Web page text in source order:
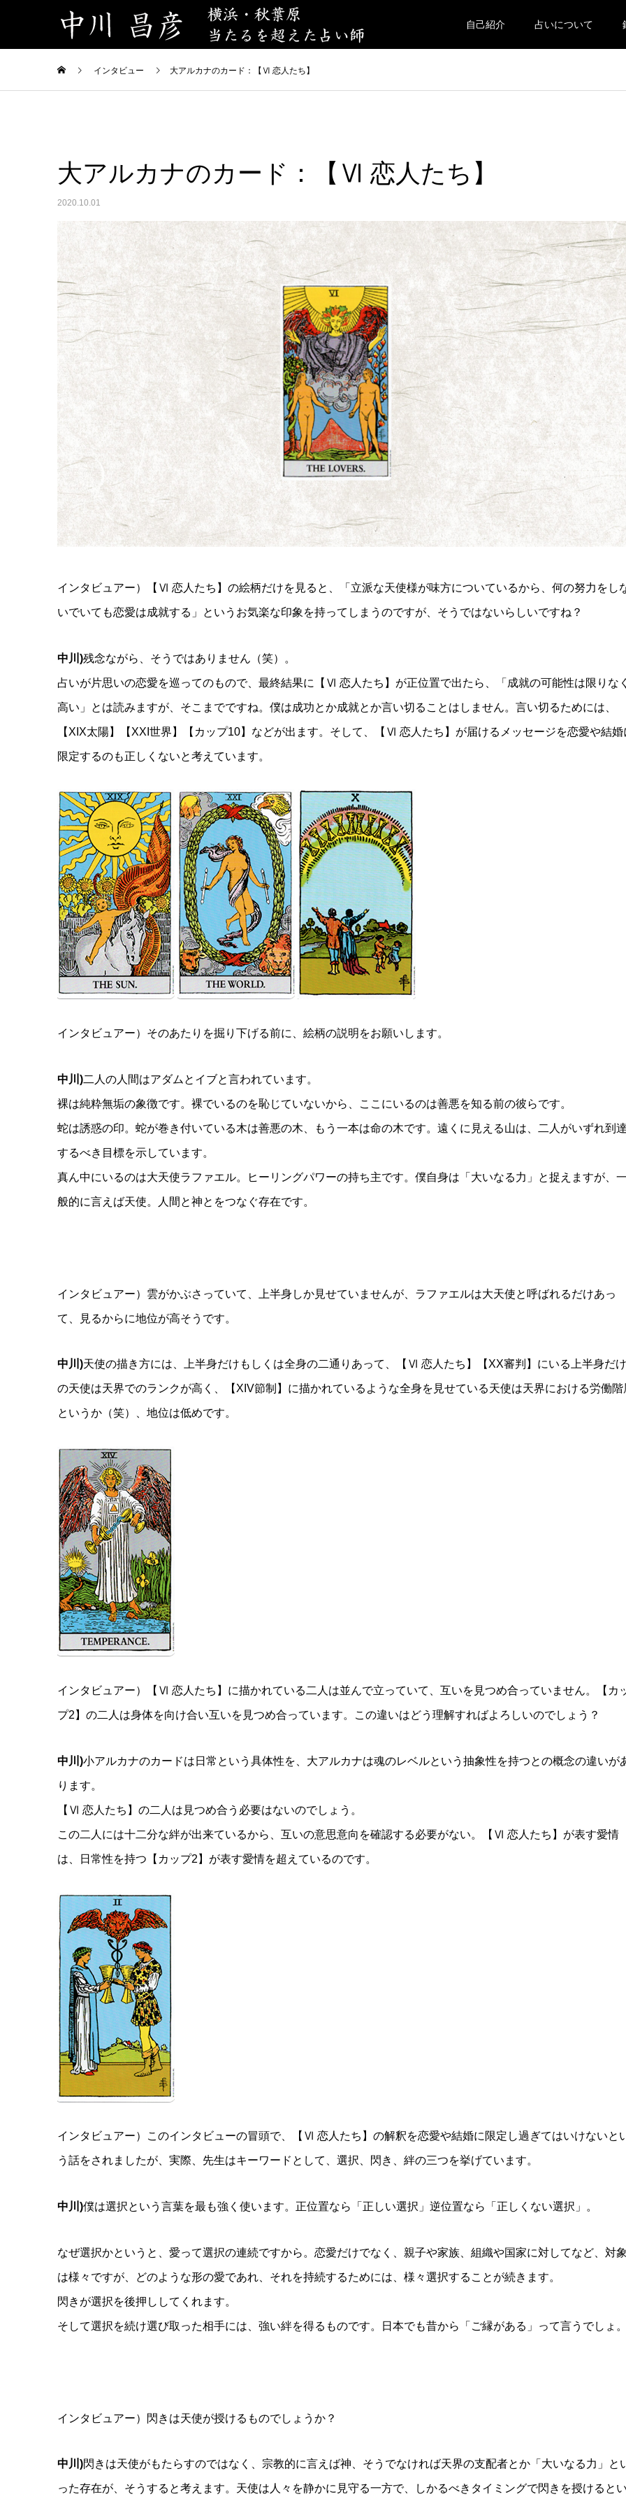
自己紹介 占いについて
インタビュー 大アルカナのカード：【Ⅵ 恋人たち】
大アルカナのカード：【Ⅵ 恋人たち】
2020.10.01
インタビュアー）【Ⅵ 恋人たち】の絵柄だけを見ると、「立派な天使様が味方についているから、何の努力をし
いでいても恋愛は成就する」というお気楽な印象を持ってしまうのですが、そうではないらしいですね？
中川)残念ながら、そうではありません（笑）。
占いが片思いの恋愛を巡ってのもので、最終結果に【Ⅵ 恋人たち】が正位置で出たら、「成就の可能性は限りな
高い」とは読みますが、そこまでですね。僕は成功とか成就とか言い切ることはしません。言い切るためには、
【XIX太陽】【XXI世界】【カップ10】などが出ます。そして、【Ⅵ 恋人たち】が届けるメッセージを恋愛や結婚
限定するのも正しくないと考えています。
インタビュアー）そのあたりを掘り下げる前に、絵柄の説明をお願いします。
中川)二人の人間はアダムとイブと言われています。
裸は純粋無垢の象徴です。裸でいるのを恥じていないから、ここにいるのは善悪を知る前の彼らです。
蛇は誘惑の印。蛇が巻き付いている木は善悪の木、もう一本は命の木です。遠くに見える山は、二人がいずれ到
するべき目標を示しています。
真ん中にいるのは大天使ラファエル。ヒーリングパワーの持ち主です。僕自身は「大いなる力」と捉えますが、
般的に言えば天使。人間と神とをつなぐ存在です。
インタビュアー）雲がかぶさっていて、上半身しか見せていませんが、ラファエルは大天使と呼ばれるだけあっ
て、見るからに地位が高そうです。
中川)天使の描き方には、上半身だけもしくは全身の二通りあって、【Ⅵ 恋人たち】【XX審判】にいる上半身だけ
の天使は天界でのランクが高く、【XIV節制】に描かれているような全身を見せている天使は天界における労働階
というか（笑）、地位は低めです。
インタビュアー）【Ⅵ 恋人たち】に描かれている二人は並んで立っていて、互いを見つめ合っていません。【カ
プ2】の二人は身体を向け合い互いを見つめ合っています。この違いはどう理解すればよろしいのでしょう？
中川)小アルカナのカードは日常という具体性を、大アルカナは魂のレベルという抽象性を持つとの概念の違いが
ります。
【Ⅵ 恋人たち】の二人は見つめ合う必要はないのでしょう。
この二人には十二分な絆が出来ているから、互いの意思意向を確認する必要がない。【Ⅵ 恋人たち】が表す愛情
は、日常性を持つ【カップ2】が表す愛情を超えているのです。
インタビュアー）このインタビューの冒頭で、【Ⅵ 恋人たち】の解釈を恋愛や結婚に限定し過ぎてはいけないと
う話をされましたが、実際、先生はキーワードとして、選択、閃き、絆の三つを挙げています。
中川)僕は選択という言葉を最も強く使います。正位置なら「正しい選択」逆位置なら「正しくない選択」。
なぜ選択かというと、愛って選択の連続ですから。恋愛だけでなく、親子や家族、組織や国家に対してなど、対
は様々ですが、どのような形の愛であれ、それを持続するためには、様々選択することが続きます。
閃きが選択を後押ししてくれます。
そして選択を続け選び取った相手には、強い絆を得るものです。日本でも昔から「ご縁がある」って言うでしょ
インタビュアー）閃きは天使が授けるものでしょうか？
中川)閃きは天使がもたらすのではなく、宗教的に言えば神、そうでなければ天界の支配者とか「大いなる力」と
った存在が、そうすると考えます。天使は人々を静かに見守る一方で、しかるべきタイミングで閃きを授けると